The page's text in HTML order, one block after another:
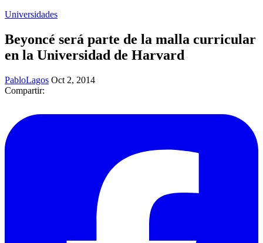
Universidades
Beyoncé será parte de la malla curricular
en la Universidad de Harvard
PabloLagos Oct 2, 2014
Compartir: